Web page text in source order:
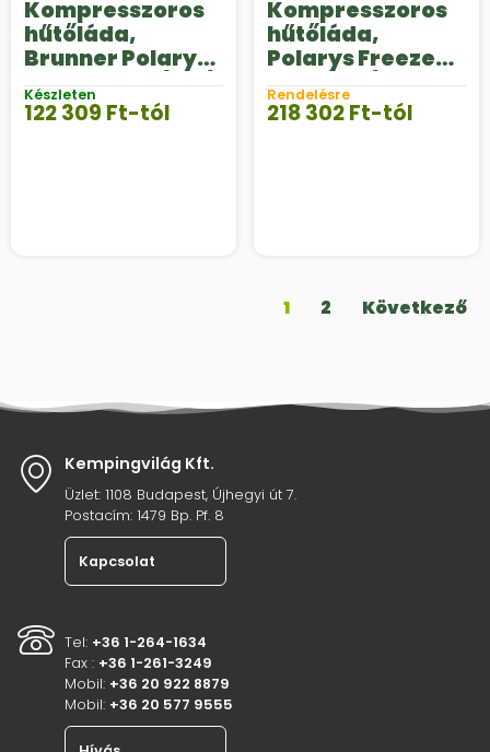
Kompresszoros
hűtőláda,
Brunner Polarys
Freeze SZ 12 / 24 /
100 – 240 V
Készleten
122 309 Ft-tól
Kompresszoros
hűtőláda,
Polarys Freeze
DZ 12 / 24 / 230 V
Rendelésre
218 302Ft-tól
1 2 Következő
Kempingvilág Kft.
Üzlet: 1108 Budapest, Újhegyi út 7.
Postacím: 1479 Bp. Pf. 8
Kapcsolat
Tel: +36 1-264-1634
Fax : +36 1-261-3249
Mobil: +36 20 922 8879
Mobil: +36 20 577 9555